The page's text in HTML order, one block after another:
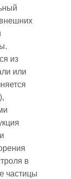
из
или
в
частицы